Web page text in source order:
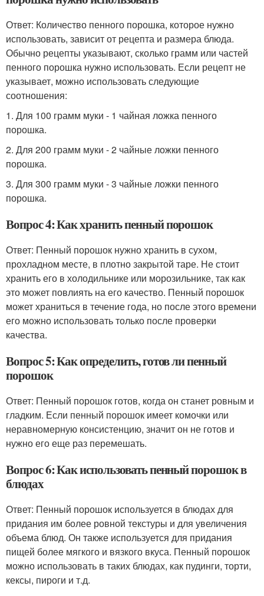
Ответ: Количество пенного порошка, которое нужно
использовать, зависит от рецепта и размера блюда.
Обычно рецепты указывают, сколько грамм или частей
пенного порошка нужно использовать. Если рецепт не
указывает, можно использовать следующие
соотношения:
1. Для 100 грамм муки - 1 чайная ложка пенного
порошка.
2. Для 200 грамм муки - 2 чайные ложки пенного
порошка.
3. Для 300 грамм муки - 3 чайные ложки пенного
порошка.
Вопрос 4: Как хранить пенный порошок
Ответ: Пенный порошок нужно хранить в сухом,
прохладном месте, в плотно закрытой таре. Не стоит
хранить его в холодильнике или морозильнике, так как
это может повлиять на его качество. Пенный порошок
может храниться в течение года, но после этого времени
его можно использовать только после проверки
качества.
Вопрос 5: Как определить, готов ли пенный
порошок
Ответ: Пенный порошок готов, когда он станет ровным и
гладким. Если пенный порошок имеет комочки или
неравномерную консистенцию, значит он не готов и
нужно его еще раз перемешать.
Вопрос 6: Как использовать пенный порошок в
блюдах
Ответ: Пенный порошок используется в блюдах для
придания им более ровной текстуры и для увеличения
объема блюд. Он также используется для придания
пищей более мягкого и вязкого вкуса. Пенный порошок
можно использовать в таких блюдах, как пудинги, торти,
кексы, пироги и т.д.